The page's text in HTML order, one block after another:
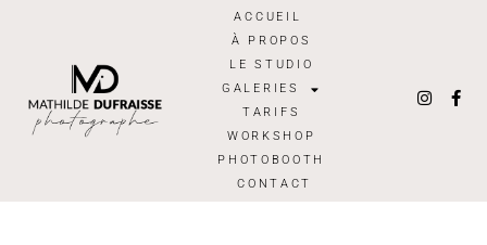
ACCUEIL
À PROPOS
LE STUDIO
GALERIES
TARIFS
WORKSHOP
PHOTOBOOTH
CONTACT